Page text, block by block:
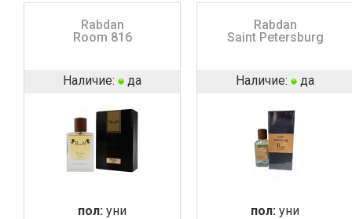
Rabdan
Room 816
Наличие: да
пол: уни
Rabdan
Saint Petersburg
Наличие: да
пол: уни